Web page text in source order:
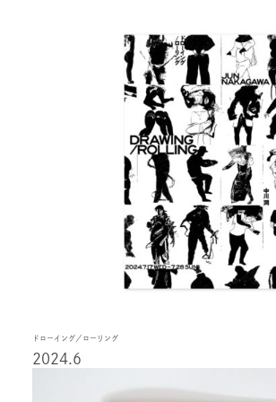
ドローイング／ローリング
2024.6